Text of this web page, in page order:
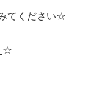
てください☆
☆